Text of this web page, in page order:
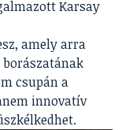
Karsay
amely arra
csupán a
innovatív